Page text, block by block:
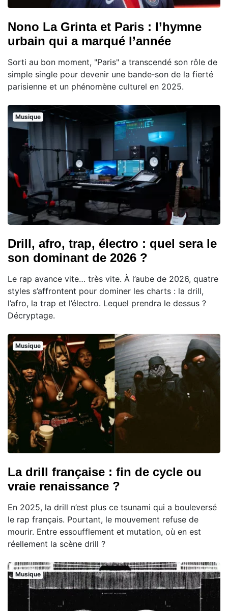
Nono La Grinta et Paris : l’hymne
urbain qui a marqué l’année
Sorti au bon moment, "Paris" a transcendé son rôle de
simple single pour devenir une bande‑son de la fierté
parisienne et un phénomène culturel en 2025.
Musique
Drill, afro, trap, électro : quel sera le
son dominant de 2026 ?
Le rap avance vite… très vite. À l’aube de 2026, quatre
styles s’affrontent pour dominer les charts : la drill,
l’afro, la trap et l’électro. Lequel prendra le dessus ?
Décryptage.
Musique
La drill française : fin de cycle ou
vraie renaissance ?
En 2025, la drill n’est plus ce tsunami qui a bouleversé
le rap français. Pourtant, le mouvement refuse de
mourir. Entre essoufflement et mutation, où en est
réellement la scène drill ?
Musique